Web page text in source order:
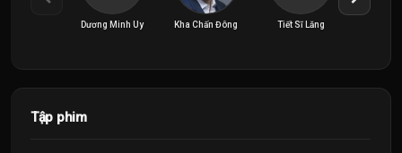
Dương Minh Uy Kha Chấn Đông Tiết Sĩ Lăng
Tập phim